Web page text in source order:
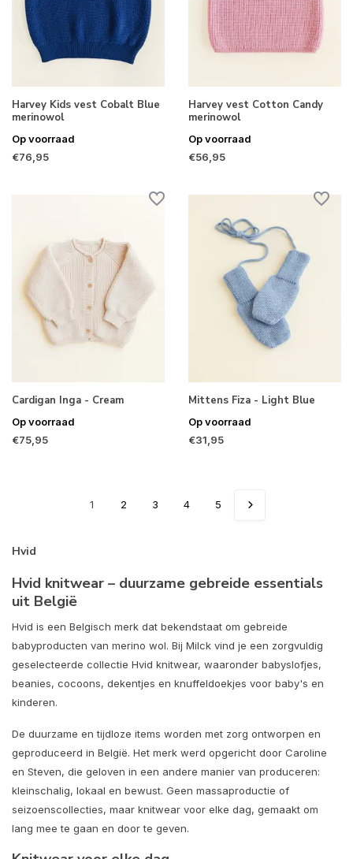
Harvey Kids vest Cobalt Blue
merinowol
Op voorraad
€76,95
Harvey vest Cotton Candy
merinowol
Op voorraad
€56,95
Cardigan Inga - Cream
Op voorraad
€75,95
Mittens Fiza - Light Blue
Op voorraad
€31,95
1 2 3 4 5
Hvid
Hvid knitwear – duurzame gebreide essentials
uit België
Hvid is een Belgisch merk dat bekendstaat om gebreide
babyproducten van merino wol. Bij Milck vind je een zorgvuldig
geselecteerde collectie Hvid knitwear, waaronder babyslofjes,
beanies, cocoons, dekentjes en knuffeldoekjes voor baby's en
kinderen.
De duurzame en tijdloze items worden met zorg ontworpen en
geproduceerd in België. Het merk werd opgericht door Caroline
en Steven, die geloven in een andere manier van produceren:
kleinschalig, lokaal en bewust. Geen massaproductie of
seizoenscollecties, maar knitwear voor elke dag, gemaakt om
lang mee te gaan en door te geven.